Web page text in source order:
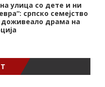
улица со дете и ни
српско семејство
драма на